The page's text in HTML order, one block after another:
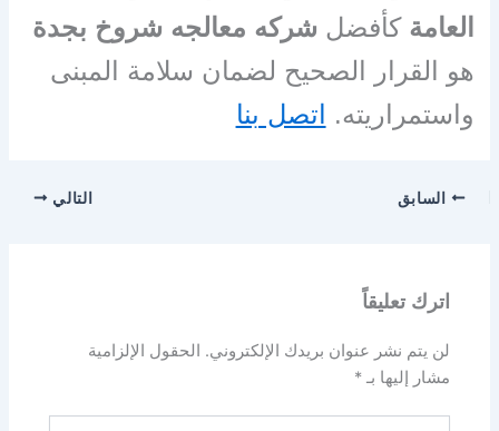
العامة كأفضل شركه معالجه شروخ بجدة
هو القرار الصحيح لضمان سلامة المبنى
واستمراريته. اتصل بنا
السابق التالي
اترك تعليقاً
لن يتم نشر عنوان بريدك الإلكتروني.
الحقول الإلزامية
مشار إليها بـ*